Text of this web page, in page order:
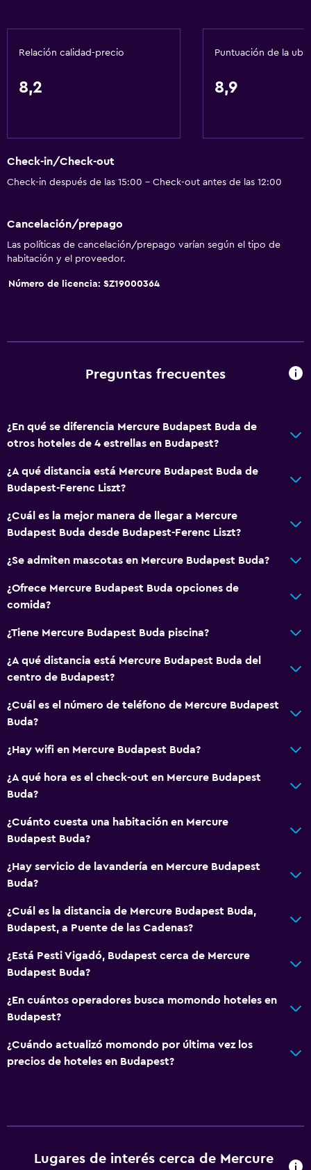
Minibar
Cafetera
Servicios básicos
Wifi
Ventilador
Aire acondicionado
Accesibilidad y adecuación
Hipoalergénico
Tienda de regalos
Lavandería
General
Posibilidad de habitaciones conectadas
Espacio de almacenamiento
Caja fuerte
Estacionamiento y transporte
Traslado aeropuerto
TV por cable o vía satélite
Baño
Zona de trabajo
Escritorio
Ideal para familias
Cuidado de niños o guardería
Relación calidad-precio
8,2
Puntuación de la
8,9
Check-in/Check-out
Check-in después de las 15:00 - Check-out antes de las 12:00
Cancelación/prepago
Las políticas de cancelación/prepago varían según el tipo de
habitación y el proveedor.
Número de licencia: SZ19000364
Preguntas frecuentes
¿En qué se diferencia Mercure Budapest Buda de
otros hoteles de 4 estrellas en Budapest?
¿A qué distancia está Mercure Budapest Buda de
Budapest-Ferenc Liszt?
¿Cuál es la mejor manera de llegar a Mercure
Budapest Buda desde Budapest-Ferenc Liszt?
¿Se admiten mascotas en Mercure Budapest Buda?
¿Ofrece Mercure Budapest Buda opciones de
comida?
¿Tiene Mercure Budapest Buda piscina?
¿A qué distancia está Mercure Budapest Buda del
centro de Budapest?
¿Cuál es el número de teléfono de Mercure Budapest
Buda?
¿Hay wifi en Mercure Budapest Buda?
¿A qué hora es el check-out en Mercure Budapest
Buda?
¿Cuánto cuesta una habitación en Mercure
Budapest Buda?
¿Hay servicio de lavandería en Mercure Budapest
Buda?
¿Cuál es la distancia de Mercure Budapest Buda,
Budapest, a Puente de las Cadenas?
¿Está Pesti Vigadó, Budapest cerca de Mercure
Budapest Buda?
¿En cuántos operadores busca momondo hoteles en
Budapest?
¿Cuándo actualizó momondo por última vez los
precios de hoteles en Budapest?
Lugares de interés cerca de Mercure